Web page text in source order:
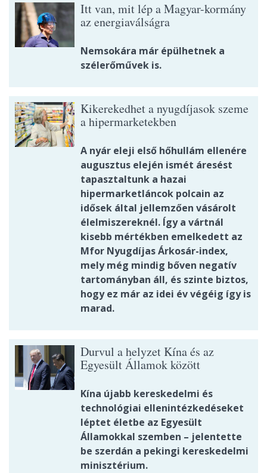
Itt van, mit lép a Magyar-kormány
az energiaválságra
Nemsokára már épülhetnek a
szélerőművek is.
Kikerekedhet a nyugdíjasok szeme
a hipermarketekben
A nyár eleji első hőhullám ellenére
augusztus elején ismét áresést
tapasztaltunk a hazai
hipermarketláncok polcain az
idősek által jellemzően vásárolt
élelmiszereknél. Így a vártnál
kisebb mértékben emelkedett az
Mfor Nyugdíjas Árkosár-index,
mely még mindig bőven negatív
tartományban áll, és szinte biztos,
hogy ez már az idei év végéig így is
marad.
Durvul a helyzet Kína és az
Egyesült Államok között
Kína újabb kereskedelmi és
technológiai ellenintézkedéseket
léptet életbe az Egyesült
Államokkal szemben – jelentette
be szerdán a pekingi kereskedelmi
minisztérium.